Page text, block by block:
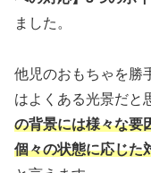
ました。
他児のおもちゃを勝
はよくある光景だと
の背景には様々な要
個々の状態に応じた